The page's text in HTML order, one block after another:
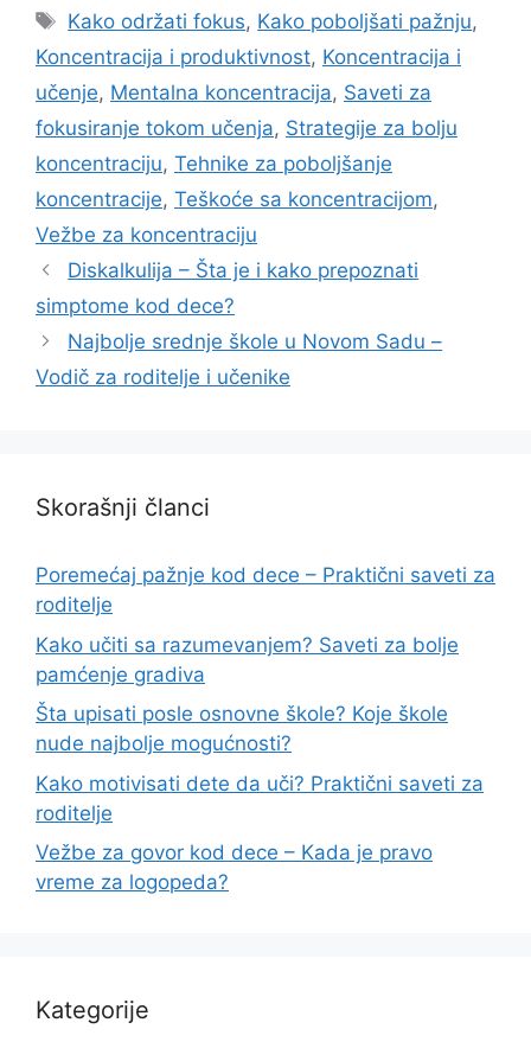
Tags
Kako održati fokus, Kako poboljšati pažnju,
Koncentracija i produktivnost, Koncentracija i
učenje, Mentalna koncentracija, Saveti za
fokusiranje tokom učenja, Strategije za bolju
koncentraciju, Tehnike za poboljšanje
koncentracije, Teškoće sa koncentracijom,
Vežbe za koncentraciju
Diskalkulija – Šta je i kako prepoznati
simptome kod dece?
Najbolje srednje škole u Novom Sadu –
Vodič za roditelje i učenike
Skorašnji članci
Poremećaj pažnje kod dece – Praktični saveti za
roditelje
Kako učiti sa razumevanjem? Saveti za bolje
pamćenje gradiva
Šta upisati posle osnovne škole? Koje škole
nude najbolje mogućnosti?
Kako motivisati dete da uči? Praktični saveti za
roditelje
Vežbe za govor kod dece – Kada je pravo
vreme za logopeda?
Kategorije